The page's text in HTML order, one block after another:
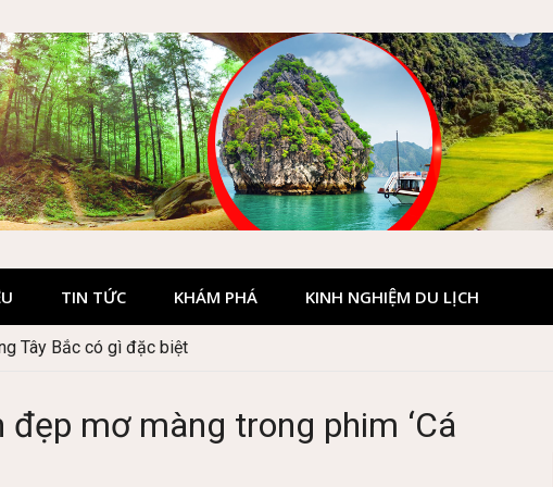
TIN TỨC KHÁM PHÁ KINH NGHIỆM DU LỊCH
du lịch Hà Giang đẹp không?
đẹp mơ màng trong phim ‘Cá